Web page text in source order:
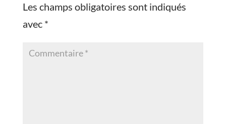
Les champs obligatoires sont indiqués
avec *